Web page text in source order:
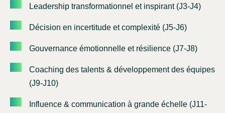
Leadership transformationnel et inspirant (J3-J4)
Décision en incertitude et complexité (J5-J6)
Gouvernance émotionnelle et résilience (J7-J8)
Coaching des talents & développement des équipes
(J9-J10)
Influence & communication à grande échelle (J11-